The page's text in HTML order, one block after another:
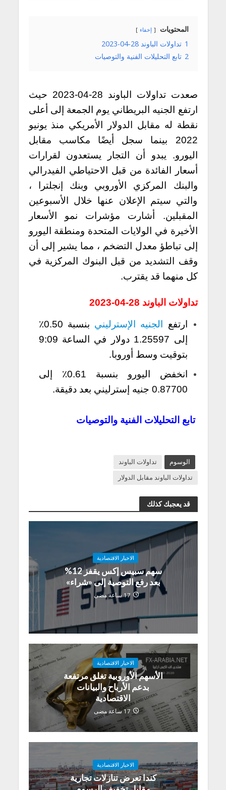
المحتويات إخفاء
1 تداولات الباوند 28-04-2023
2 تابع التحليلات الفنية والتوصيات
صعدت تداولات الباوند 28-04-2023 حيث
ارتفع الجنيه البريطاني يوم الجمعة إلى أعلى
نقطة له مقابل الدولار الأمريكي منذ يونيو
2022 بينما سجل أيضًا مكاسب مقابل
اليورو. يبدو أن التجار يستعدون لقرارات
أسعار الفائدة من قبل الاحتياطي الفيدرالي
والبنك المركزي الأوروبي وبنك إنجلترا ،
والتي سيتم الإعلان عنها خلال الأسبوعين
المقبلين. أشارت مؤشرات نمو الأسعار
الأخيرة في الولايات المتحدة ومنطقة اليورو
إلى تباطؤ معدل التضخم ، مما يشير إلى أن
وقف التشديد من قبل البنوك المركزية في
كل منهما قد يقترب.
تداولات الباوند 28-04-2023
ارتفع الجنيه الإسترليني
بنسبة 0.50٪
إلى 1.25597 دولار في الساعة 9:09
بتوقيت وسط أوروبا.
انخفض اليورو بنسبة 0.61٪ إلى
0.87700 جنيه إسترليني بعد دقيقة.
تابع التحليلات الفنية والتوصيات
الوسوم
تداولات الباوند
تداولات الباوند مقابل الدولار
قد يعجبك كذلك
الاخبار الاقتصادية
سهم سبيس إكس يقفز 12%
بعد رفع التوصية إلى «شراء»
17 ساعة مضى
الاخبار الاقتصادية
الأسهم الأوروبية تغلق مرتفعة
بدعم الأرباح والبيانات
الاقتصادية
17 ساعة مضى
الاخبار الاقتصادية
كندا تعرض تنازلات تجارية